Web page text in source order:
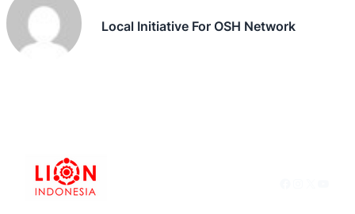
Local Initiative For OSH Network